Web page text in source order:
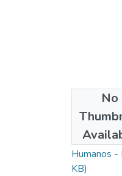
No
Violência
Veículos
Humanos -
KB)